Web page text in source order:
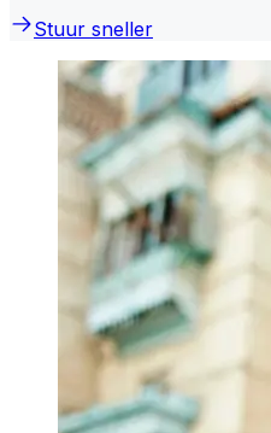
Stuur sneller